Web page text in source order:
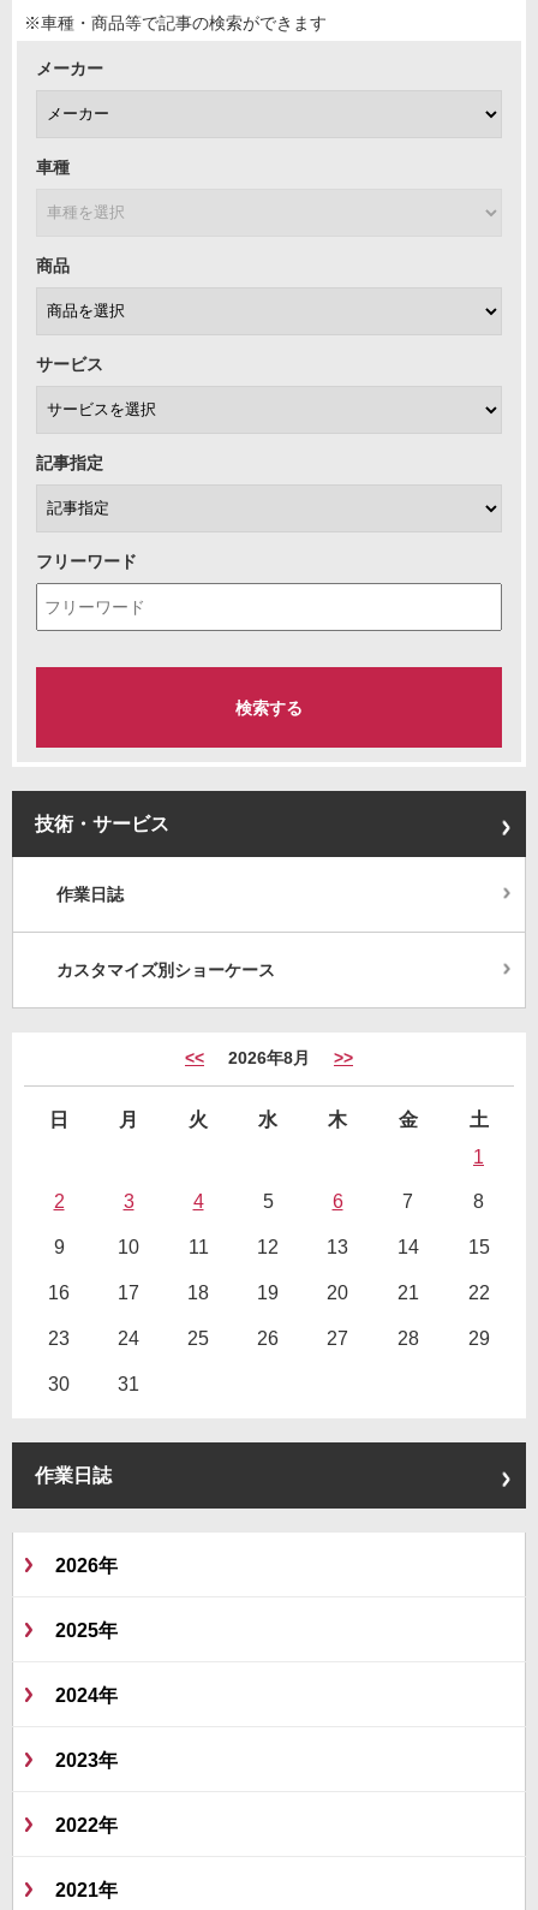
※車種・商品等で記事の検索ができます
メーカー
車種
商品
サービス
記事指定
フリーワード
技術・サービス
作業日誌
カスタマイズ別ショーケース
<< 2026年8月 >>
日 月 火 水 木 金
土
1
2 3 4 5 6 7 8
9 10 11 12 13 14 15
16 17 18 19 20 21 22
23 24 25 26 27 28 29
30 31
作業日誌
2026年
2025年
2024年
2023年
2022年
2021年